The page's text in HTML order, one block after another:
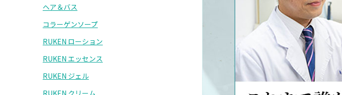
ヘア＆バス
コラーゲンソープ
RUKEN ローション
RUKEN エッセンス
RUKEN ジェル
RUKEN クリーム